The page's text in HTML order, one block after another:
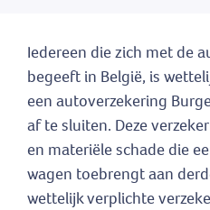
Iedereen die zich met de
begeeft in België, is
een autoverzekering
af te sluiten. Deze
en materiële schade die
wagen toebrengt aan
wettelijk verplichte